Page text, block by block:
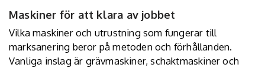
Maskiner för att klara av jobbet
Vilka maskiner och utrustning som fungerar till
marksanering beror på metoden och förhållanden.
Vanliga inslag är grävmaskiner, schaktmaskiner och